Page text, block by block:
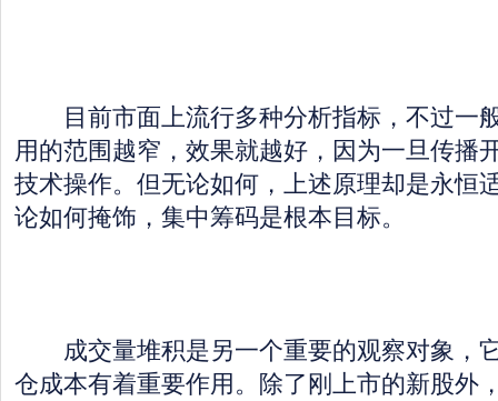
目前市面上流行多种分析指标，不过一
用的范围越窄，效果就越好，因为一旦传播
技术操作。但无论如何，上述原理却是永恒
论如何掩饰，集中筹码是根本目标。
成交量堆积是另一个重要的观察对象，
仓成本有着重要作用。除了刚上市的新股外